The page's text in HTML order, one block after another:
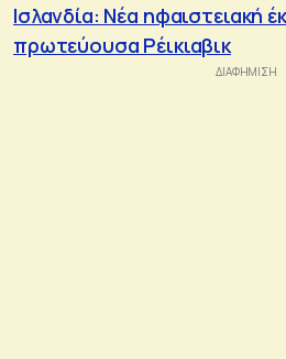
Ισλανδία: Νέα ηφαιστειακή
πρωτεύουσα Ρέικιαβικ